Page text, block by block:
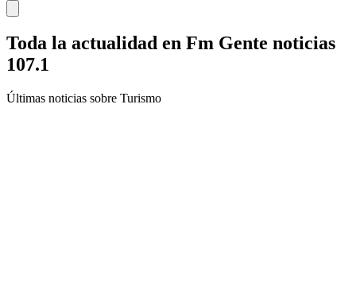
Toda la actualidad en Fm Gente noticias
107.1
Últimas noticias sobre Turismo